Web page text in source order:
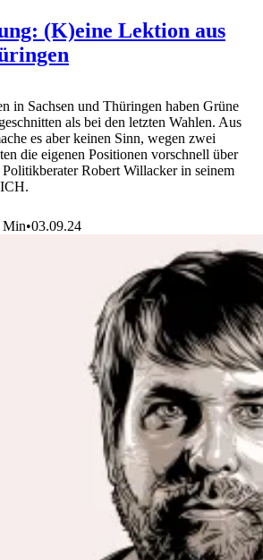
(K)eine Lektion aus
in Sachsen und Thüringen haben Grüne
als bei den letzten Wahlen. Aus
es aber keinen Sinn, wegen zwei
die eigenen Positionen vorschnell über
Robert Willacker in seinem
Min•03.09.24